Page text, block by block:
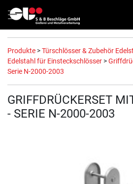
Produkte >Türschlösser & Zubehör
Edelstahl für Einsteckschlösser >
Serie N-2000-2003
GRIFFDRÜCKERSET
- SERIE N-2000-2003